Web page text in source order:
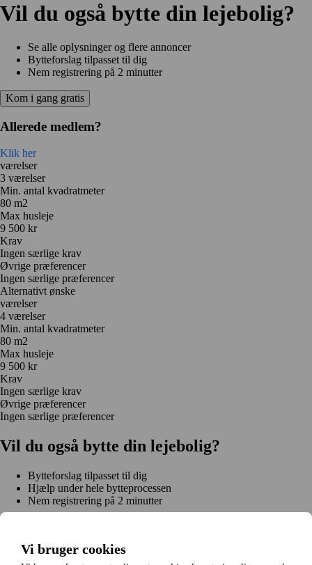
Vil du også bytte din lejebolig?
Se alle oplysninger og flere annoncer
Bytteforslag tilpasset til dig
Nem registrering på 2 minutter
Kom i gang gratis
Allerede medlem?
Klik her
værelser
3 værelser
Min. antal kvadratmeter
80 m2
Max husleje
9 500 kr
Krav
Ingen særlige krav
Øvrige præferencer
Ingen særlige præferencer
Alternativt ønske
værelser
4 værelser
Min. antal kvadratmeter
80 m2
Max husleje
9 500 kr
Krav
Ingen særlige krav
Øvrige præferencer
Ingen særlige præferencer
Vil du også bytte din lejebolig?
Bytteforslag tilpasset til dig
Hjælp under hele bytteprocessen
Nem registrering på 2 minutter
Kom i gang gratis Søg annoncer
Læs mere
Vi bruger cookies